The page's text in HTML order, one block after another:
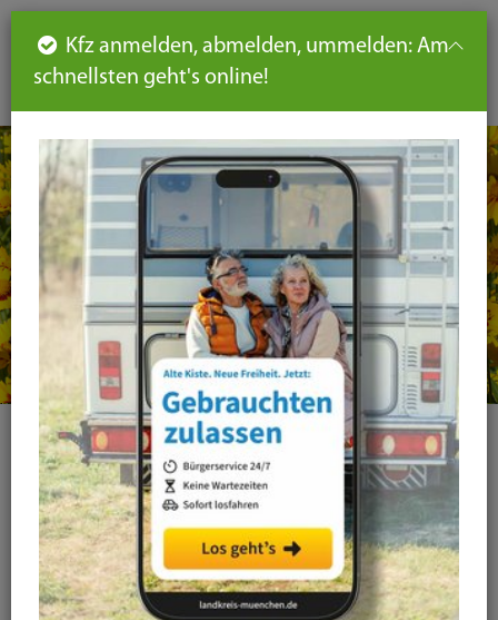
DE
Kategorie
Alle Kategorien Amtsblatt
Arbeit / Gewerbe / Jobcenter
Ausländerrecht & Integration Bauen und Wohnen
Seiteninhalt
Hauptnavigation
Seitennavigation
leichte
Sprache
Kfz anmelden, abmelden, ummelden: Am
schnellsten geht's online!